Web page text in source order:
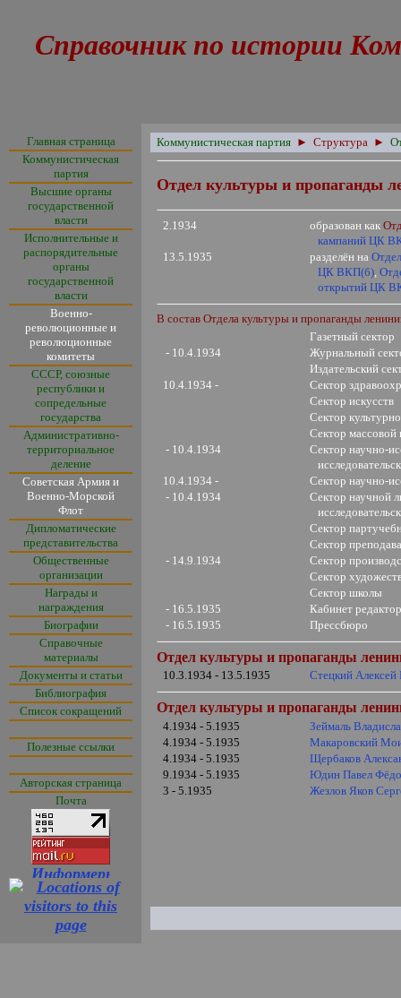
Справочник по истории
Главная страница
Коммунистическая
партия
Высшие органы
государственной
власти
Исполнительные и
распорядительные
органы
государственной
власти
Военно-
революционные и
революционные
комитеты
СССР, союзные
республики и
сопредельные
государства
Административно-
территориальное
деление
Советская Армия и
Военно-Морской
Флот
Дипломатические
представительства
Общественные
организации
Награды и
награждения
Биографии
Справочные
материалы
Документы и статьи
Библиография
Список сокращений
Полезные ссылки
Авторская страница
Почта
Коммунистическая партия ► Структура ►
Отдел культуры и пропаганды
2.1934 образован как
кампаний ЦК
13.5.1935
разделён на
ЦК ВКП(б),
открытий ЦК
В состав Отдела культуры и пропаганды
Газетный сектор
- 10.4.1934
Журнальный
Издательский
10.4.1934 -
Сектор
Сектор искусств
Сектор
Сектор массовой
- 10.4.1934
Сектор научно-
10.4.1934 -
Сектор научно-
- 10.4.1934
Сектор научной
Сектор
Сектор
- 14.9.1934
Сектор
Сектор
Сектор школы
- 16.5.1935
Кабинет
- 16.5.1935
Прессбюро
Отдел культуры и пропаганды
10.3.1934 - 13.5.1935 Стецкий Алексей
Отдел культуры и пропаганды
4.1934 - 5.1935
Зеймаль
4.1934 - 5.1935
Макаровский
4.1934 - 5.1935
Щербаков
9.1934 - 5.1935
Юдин Павел
3 - 5.1935
Жезлов Яков